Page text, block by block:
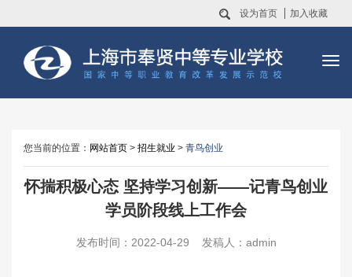
设为首页 加入收藏
您当前的位置： 网站首页 > 招生就业 > 青鸟创业
怀揣积极心态 坚持学习创新——记青鸟创业
学员阶段线上工作会
发布时间：2022-04-29 发稿人：admin